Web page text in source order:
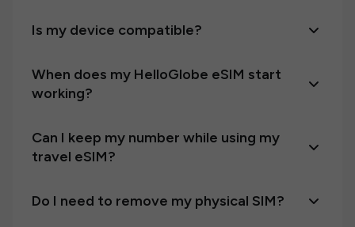
Is my device compatible?
When does my HelloGlobe eSIM start
working?
Can I keep my number while using my
travel eSIM?
Do I need to remove my physical SIM?